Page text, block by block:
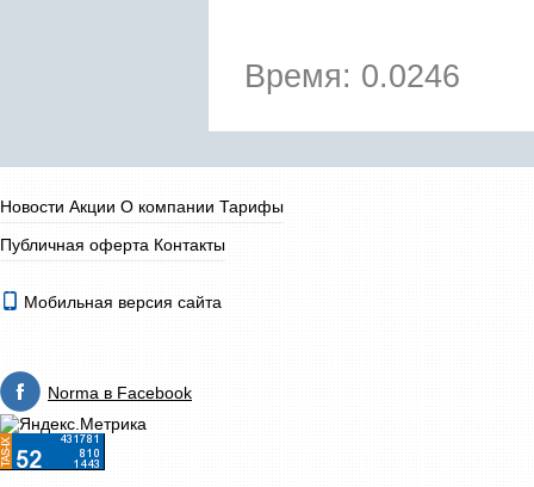
Время: 0.0246
Новости Акции О компании Тарифы
Публичная оферта Контакты
Мобильная версия сайта
Norma в Facebook